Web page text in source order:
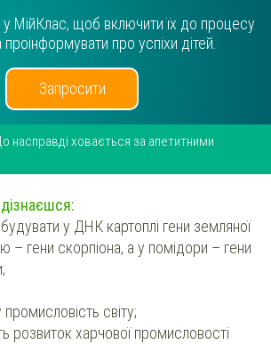
у МійКлас, щоб включити їх до процесу
проінформувати про успіхи дітей.
Запросити
насправді ховається за апетитними
у ДНК картоплі гени земляної
– гени скорпіона, а у помідори – гени
світу;
розвиток харчової промисловості